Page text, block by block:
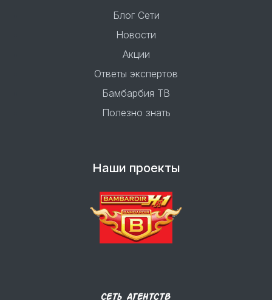
Блог Сети
Новости
Акции
Ответы экспертов
Бамбарбия ТВ
Полезно знать
Наши проекты